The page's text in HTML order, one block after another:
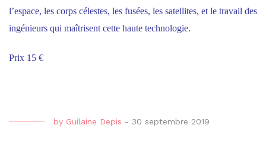
l’espace, les corps célestes, les fusées, les satellites, et le travail des
ingénieurs qui maîtrisent cette haute technologie.
Prix 15 €
by Guilaine Depis - 30 septembre 2019